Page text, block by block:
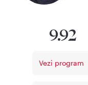
9.92
Vezi program